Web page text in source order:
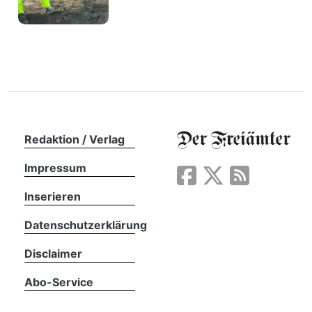
Redaktion / Verlag
Impressum
Inserieren
Datenschutzerklärung
Disclaimer
Abo-Service